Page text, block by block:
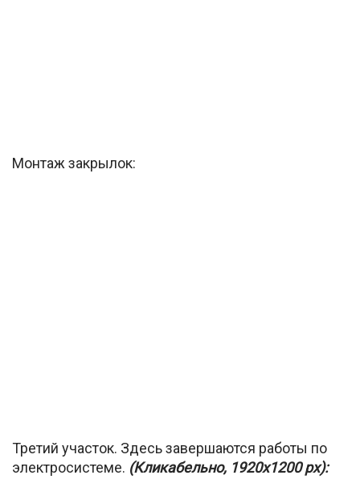
Монтаж закрылок:
Третий участок. Здесь завершаются работы по
электросистеме. (Кликабельно, 1920х1200 px):